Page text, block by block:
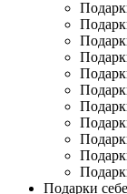
Подарки себе